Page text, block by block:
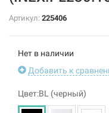
Артикул: 225406
Нет в наличии
Добавить к
Цвет:BL (черный)